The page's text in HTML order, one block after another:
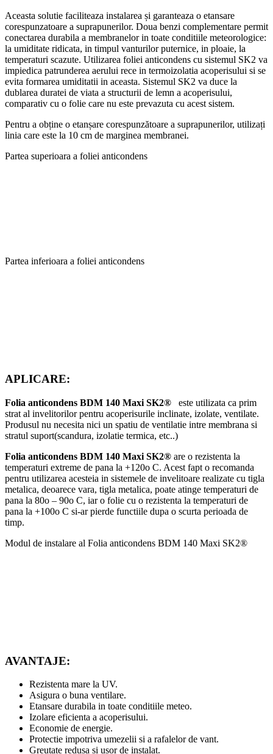
Aceasta solutie faciliteaza instalarea și garanteaza o etansare
corespunzatoare a suprapunerilor. Doua benzi complementare permit
conectarea durabila a membranelor in toate conditiile meteorologice:
la umiditate ridicata, in timpul vanturilor puternice, in ploaie, la
temperaturi scazute. Utilizarea foliei anticondens cu sistemul SK2 va
impiedica patrunderea aerului rece in termoizolatia acoperisului si se
evita formarea umiditatii in aceasta. Sistemul SK2 va duce la
dublarea duratei de viata a structurii de lemn a acoperisului,
comparativ cu o folie care nu este prevazuta cu acest sistem.
Pentru a obține o etanșare corespunzătoare a suprapunerilor, utilizați
linia care este la 10 cm de marginea membranei.
Partea superioara a foliei anticondens
Partea inferioara a foliei anticondens
APLICARE:
Folia anticondens BDM 140 Maxi SK2® este utilizata ca prim
strat al invelitorilor pentru acoperisurile inclinate, izolate, ventilate.
Produsul nu necesita nici un spatiu de ventilatie intre membrana si
stratul suport(scandura, izolatie termica, etc..)
Folia anticondens BDM 140 Maxi SK2® are o rezistenta la
temperaturi extreme de pana la +120o C. Acest fapt o recomanda
pentru utilizarea acesteia in sistemele de invelitoare realizate cu tigla
metalica, deoarece vara, tigla metalica, poate atinge temperaturi de
pana la 80o – 90o C, iar o folie cu o rezistenta la temperaturi de
pana la +100o C si-ar pierde functiile dupa o scurta perioada de
timp.
Modul de instalare al Folia anticondens BDM 140 Maxi SK2®
AVANTAJE:
Rezistenta mare la UV.
Asigura o buna ventilare.
Etansare durabila in toate conditiile meteo.
Izolare eficienta a acoperisului.
Economie de energie.
Protectie impotriva umezelii si a rafalelor de vant.
Greutate redusa si ușor de instalat.